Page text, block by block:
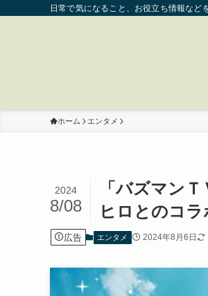
日常で気になること、お役立ち情報など
ホーム エンタメ
「バズマン
ヒロとのコ
2024
8/08
広告 エンタメ 2024年8月6日